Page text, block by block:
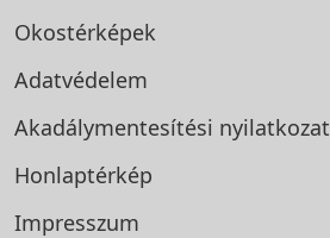
Okostérképek
Adatvédelem
Akadálymentesítési nyilatkozat
Honlaptérkép
Impresszum